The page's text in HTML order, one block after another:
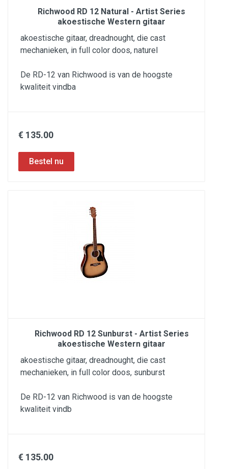
Richwood RD 12 Natural - Artist Series
akoestische Western gitaar
akoestische gitaar, dreadnought, die cast
mechanieken, in full color doos, naturel
De RD-12 van Richwood is van de hoogste
kwaliteit vindba
€ 135.00
Richwood RD 12 Sunburst - Artist Series
akoestische Western gitaar
akoestische gitaar, dreadnought, die cast
mechanieken, in full color doos, sunburst
De RD-12 van Richwood is van de hoogste
kwaliteit vindb
€ 135.00